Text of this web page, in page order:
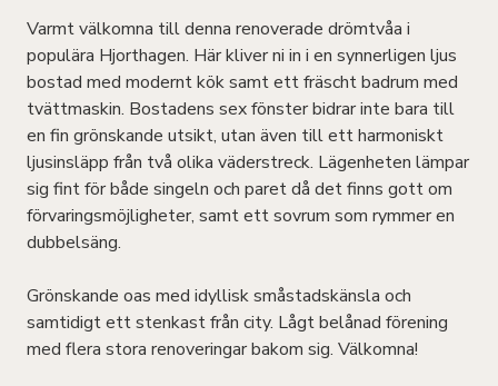
Varmt välkomna till denna renoverade drömtvåa i
populära Hjorthagen. Här kliver ni in i en synnerligen ljus
bostad med modernt kök samt ett fräscht badrum med
tvättmaskin. Bostadens sex fönster bidrar inte bara till
en fin grönskande utsikt, utan även till ett harmoniskt
ljusinsläpp från två olika väderstreck. Lägenheten lämpar
sig fint för både singeln och paret då det finns gott om
förvaringsmöjligheter, samt ett sovrum som rymmer en
dubbelsäng.
Grönskande oas med idyllisk småstadskänsla och
samtidigt ett stenkast från city. Lågt belånad förening
med flera stora renoveringar bakom sig. Välkomna!